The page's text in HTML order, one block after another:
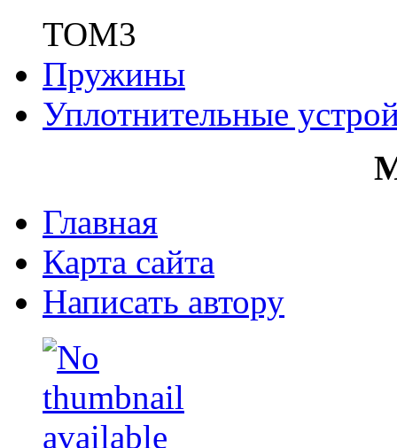
ТОМ3
Пружины
Уплотнительные
Главная
Карта сайта
Написать автору